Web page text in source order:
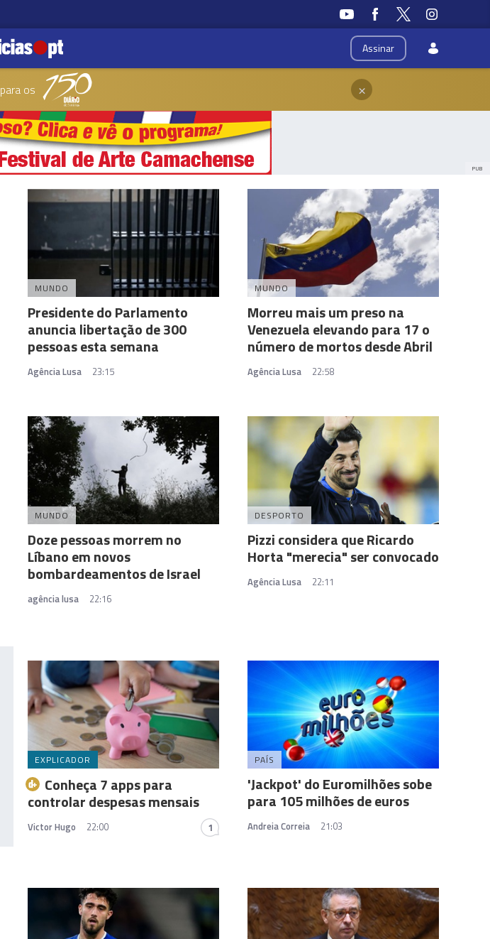
Assinar
para os ×
PUB
MUNDO
Presidente do Parlamento
anuncia libertação de 300
pessoas esta semana
Agência Lusa 23:15
MUNDO
Morreu mais um preso na
Venezuela elevando para 17 o
número de mortos desde Abril
Agência Lusa 22:58
MUNDO
Doze pessoas morrem no
Líbano em novos
bombardeamentos de Israel
agência lusa 22:16
DESPORTO
Pizzi considera que Ricardo
Horta "merecia" ser convocado
Agência Lusa 22:11
EXPLICADOR
Conheça 7 apps para
controlar despesas mensais
Victor Hugo 22:00 1
PAÍS
'Jackpot' do Euromilhões sobe
para 105 milhões de euros
Andreia Correia 21:03